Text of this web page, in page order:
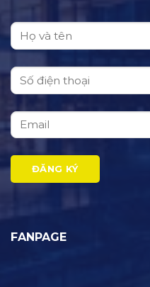
FANPAGE